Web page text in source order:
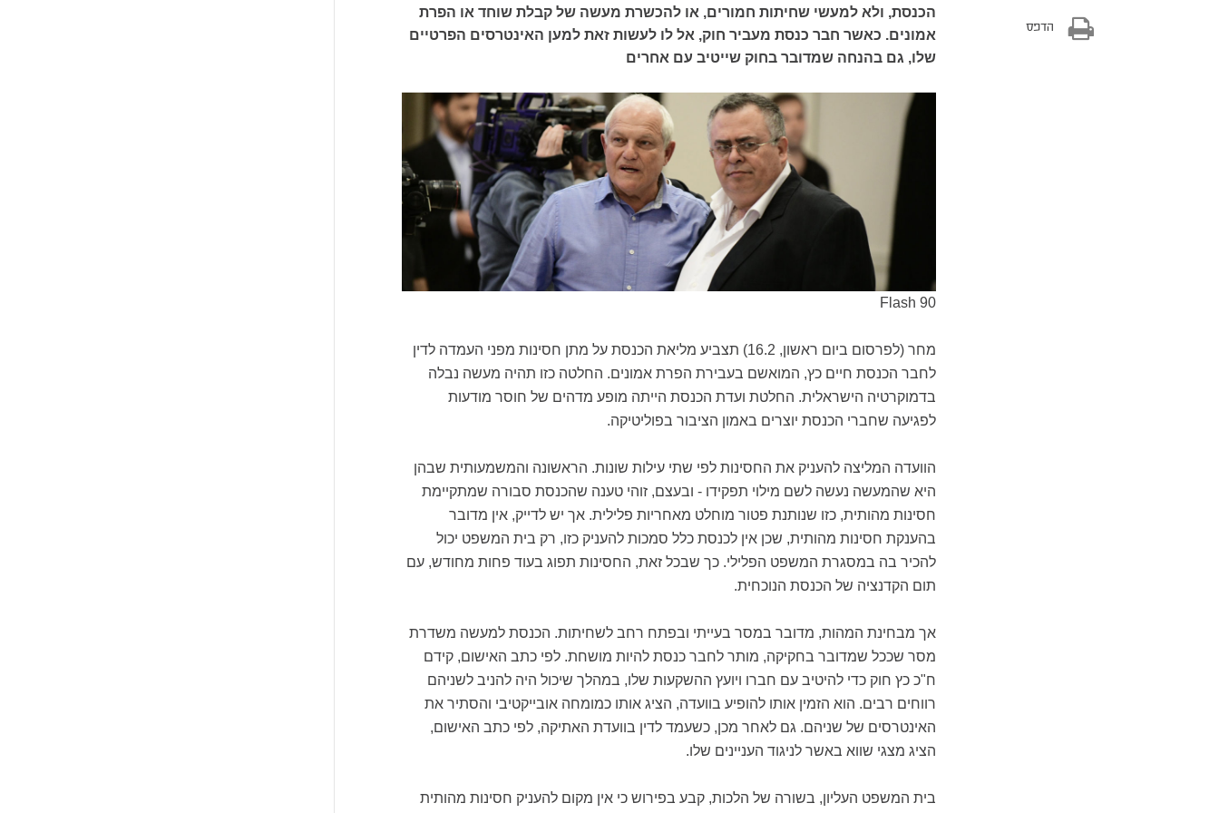
הכנסת, ולא למעשי שחיתות חמורים, או להכשרת מעשה של קבלת שוחד או הפרת
אמונים. כאשר חבר כנסת מעביר חוק, אל לו לעשות זאת למען האינטרסים הפרטיים
שלו, גם בהנחה שמדובר בחוק שייטיב עם אחרים
Flash 90
מחר (לפרסום ביום ראשון, 16.2) תצביע מליאת הכנסת על מתן חסינות מפני העמדה לדין
לחבר הכנסת חיים כץ, המואשם בעבירת הפרת אמונים. החלטה כזו תהיה מעשה נבלה
בדמוקרטיה הישראלית. החלטת ועדת הכנסת הייתה מופע מדהים של חוסר מודעות
לפגיעה שחברי הכנסת יוצרים באמון הציבור בפוליטיקה.
הוועדה המליצה להעניק את החסינות לפי שתי עילות שונות. הראשונה והמשמעותית שבהן
היא שהמעשה נעשה לשם מילוי תפקידו - ובעצם, זוהי טענה שהכנסת סבורה שמתקיימת
חסינות מהותית, כזו שנותנת פטור מוחלט מאחריות פלילית. אך יש לדייק, אין מדובר
בהענקת חסינות מהותית, שכן אין לכנסת כלל סמכות להעניק כזו, רק בית המשפט יכול
להכיר בה במסגרת המשפט הפלילי. כך שבכל זאת, החסינות תפוג בעוד פחות מחודש, עם
תום הקדנציה של הכנסת הנוכחית.
אך מבחינת המהות, מדובר במסר בעייתי ובפתח רחב לשחיתות. הכנסת למעשה משדרת
מסר שככל שמדובר בחקיקה, מותר לחבר כנסת להיות מושחת. לפי כתב האישום, קידם
ח"כ כץ חוק כדי להיטיב עם חברו ויועץ ההשקעות שלו, במהלך שיכול היה להניב לשניהם
רווחים רבים. הוא הזמין אותו להופיע בוועדה, הציג אותו כמומחה אובייקטיבי והסתיר את
האינטרסים של שניהם. גם לאחר מכן, כשעמד לדין בוועדת האתיקה, לפי כתב האישום,
הציג מצגי שווא באשר לניגוד העניינים שלו.
בית המשפט העליון, בשורה של הלכות, קבע בפירוש כי אין מקום להעניק חסינות מהותית
הדפס